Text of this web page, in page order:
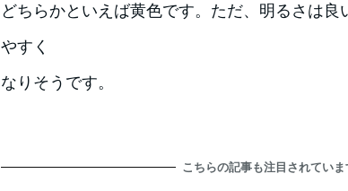
どちらかといえば黄色です。ただ、明るさは良
やすく
なりそうです。
こちらの記事も注目されていま